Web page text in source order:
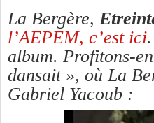
La Bergère,
l’AEPEM, c’est ici
album. Profitons-
dansait », où La
Gabriel Yacoub :